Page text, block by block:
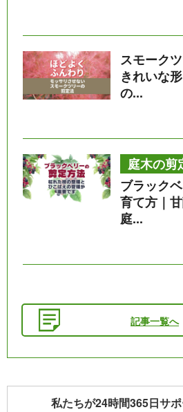
スモーク
きれいな
の...
庭木の剪
ブラック
育て方｜
庭...
記事一覧へ
私たちが24時間365日サ